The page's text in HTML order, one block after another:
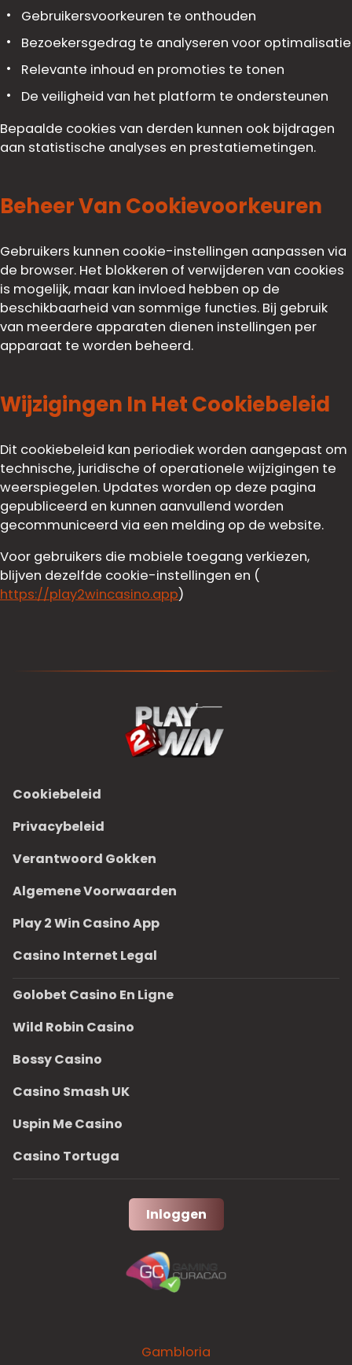
Gebruikersvoorkeuren te onthouden
Bezoekersgedrag te analyseren voor optimalisatie
Relevante inhoud en promoties te tonen
De veiligheid van het platform te ondersteunen
Bepaalde cookies van derden kunnen ook bijdragen
aan statistische analyses en prestatiemetingen.
Beheer Van Cookievoorkeuren
Gebruikers kunnen cookie-instellingen aanpassen via
de browser. Het blokkeren of verwijderen van cookies
is mogelijk, maar kan invloed hebben op de
beschikbaarheid van sommige functies. Bij gebruik
van meerdere apparaten dienen instellingen per
apparaat te worden beheerd.
Wijzigingen In Het Cookiebeleid
Dit cookiebeleid kan periodiek worden aangepast om
technische, juridische of operationele wijzigingen te
weerspiegelen. Updates worden op deze pagina
gepubliceerd en kunnen aanvullend worden
gecommuniceerd via een melding op de website.
Voor gebruikers die mobiele toegang verkiezen,
blijven dezelfde cookie-instellingen en (
https://play2wincasino.app)
Cookiebeleid
Privacybeleid
Verantwoord Gokken
Algemene Voorwaarden
Play 2 Win Casino App
Casino Internet Legal
Golobet Casino En Ligne
Wild Robin Casino
Bossy Casino
Casino Smash UK
Uspin Me Casino
Casino Tortuga
Inloggen
Gambloria